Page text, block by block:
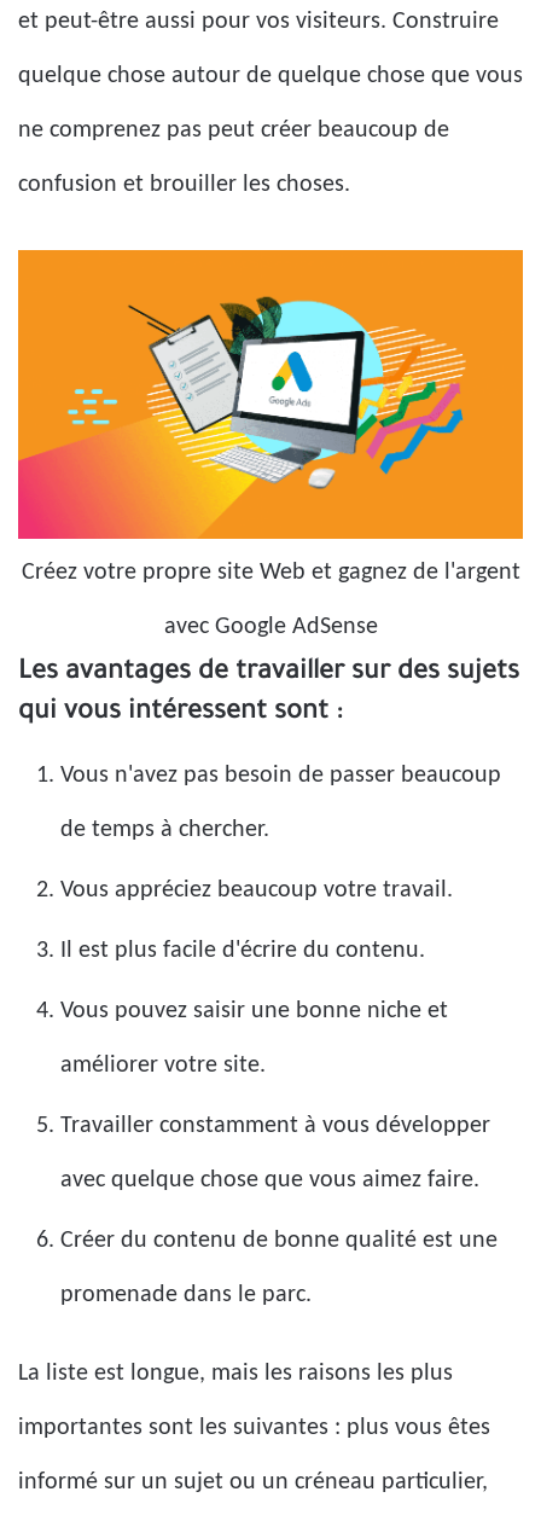
et peut-être aussi pour vos visiteurs. Construire
quelque chose autour de quelque chose que vous
ne comprenez pas peut créer beaucoup de
confusion et brouiller les choses.
Créez votre propre site Web et gagnez de l'argent
avec Google AdSense
Les avantages de travailler sur des sujets
qui vous intéressent sont :
Vous n'avez pas besoin de passer beaucoup
de temps à chercher.
Vous appréciez beaucoup votre travail.
Il est plus facile d'écrire du contenu.
Vous pouvez saisir une bonne niche et
améliorer votre site.
Travailler constamment à vous développer
avec quelque chose que vous aimez faire.
Créer du contenu de bonne qualité est une
promenade dans le parc.
La liste est longue, mais les raisons les plus
importantes sont les suivantes : plus vous êtes
informé sur un sujet ou un créneau particulier,